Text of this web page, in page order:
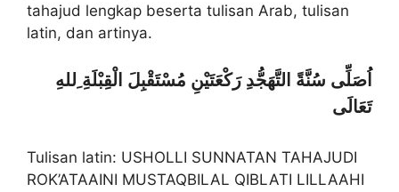
tahajud lengkap beserta tulisan Arab, tulisan
latin, dan artinya.
اُصَلِّى سُنَّةً التَّهَجُّدِ رَكْعَتَيْنِ مُسْتَقْبِلَ الْقِبْلَةِ ِللهِ
تَعَالَى
Tulisan latin: USHOLLI SUNNATAN TAHAJUDI
ROK’ATAAINI MUSTAQBILAL QIBLATI LILLAAHI